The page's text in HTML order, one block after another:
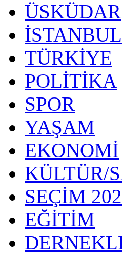
ÜSKÜDAR
İSTANBUL
TÜRKİYE
POLİTİKA
SPOR
YAŞAM
EKONOMİ
KÜLTÜR/
SEÇİM
EĞİTİM